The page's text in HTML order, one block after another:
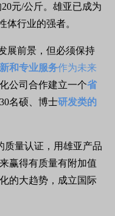
元/公斤。雄亚已成为
体行业的强者。
展前景，但必须保持
和专业服务作为未来
公司合作建立一个省
名硕、博士研发类的
质量认证，用雄亚产品
赢得有质量有附加值
的大趋势，成立国际